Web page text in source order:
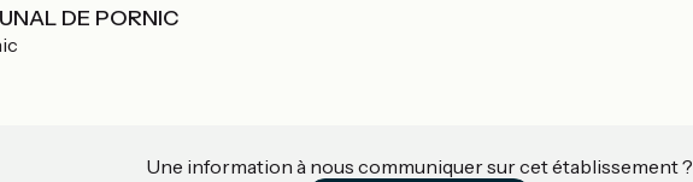
DE PORNIC
Une information à nous communiquer sur cet établissement ?